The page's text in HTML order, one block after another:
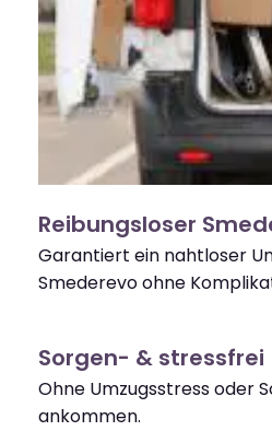
Reibungsloser
Garantiert ein nahtloser
Smederevo ohne
Sorgen- & stressfrei
Ohne Umzugsstress oder
ankommen.